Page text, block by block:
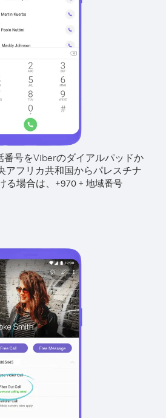
番号をViberのダイアルパッドか
アフリカ共和国からパレスチナ
る場合は、
+970+ 地域番号